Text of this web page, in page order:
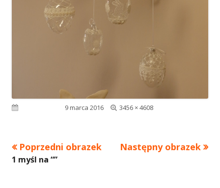
9 marca 2016
Pełny
3456 × 4608
Poprzedni obrazek Następny obrazek
1 myśl na “”